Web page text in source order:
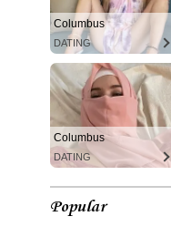
Columbus
DATING
Columbus
DATING
Popular